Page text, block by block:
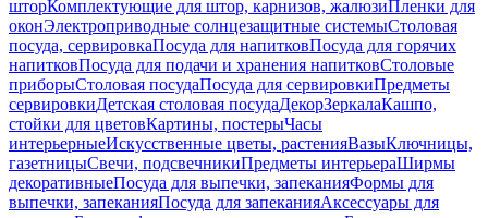
шторКомплектующие для штор, карнизов, жалюзиПленки для
оконЭлектроприводные солнцезащитные системыСтоловая
посуда, сервировкаПосуда для напитковПосуда для горячих
напитковПосуда для подачи и хранения напитковСтоловые
приборыСтоловая посудаПосуда для сервировкиПредметы
сервировкиДетская столовая посудаДекорЗеркалаКашпо,
стойки для цветовКартины, постерыЧасы
интерьерныеИскусственные цветы, растенияВазыКлючницы,
газетницыСвечи, подсвечникиПредметы интерьераШирмы
декоративныеПосуда для выпечки, запеканияФормы для
выпечки, запеканияПосуда для запеканияАксессуары для